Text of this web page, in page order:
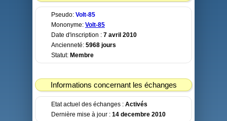
Pseudo: Volt-85
Mononyme: Volt-85
Date d'inscription : 7 avril 2010
Ancienneté: 5968 jours
Statut: Membre
Informations concernant les échanges
Etat actuel des échanges : Activés
Dernière mise à jour : 14 decembre 2010